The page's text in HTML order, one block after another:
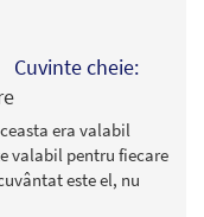
Cuvinte cheie:
era valabil
valabil pentru fiecare
este el, nu